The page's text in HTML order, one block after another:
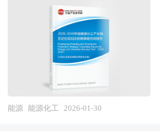
外相关报刊杂志发表公布的基
机构公布和提供的大量资料，
的发展状况、竞争情况、发展
景进行了分析，并重点分析了
并重组机会，以及中国水利建
临的挑战。报告还对国内外的
预测的基础上，研究了抽水蓄
投资策略，为抽水蓄能企业在
察先机，根据市场需求及时调
投资者选择恰当的投资时机和
划提供了准确的市场情报信息
本研究咨询报告由中研普华咨
大量周密的市场调研基础上，
节，横向融合新能源（氢能、
料）、生物医药及电子信息等
技术密集、资本密集与能源密
化工不仅是支撑农业、建筑、
业的基础原材料工业，更是国
竞争力的重要保障，其产业能
能源 能源化工 2026-01-30